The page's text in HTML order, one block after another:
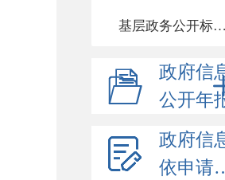
基层政务公开标准化目录
政府信
公开年
政府信
依申请公开